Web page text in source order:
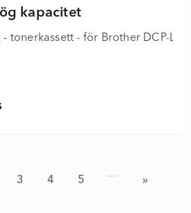
kapacitet
tonerkassett - för Brother DCP-
TN625XXLC - Hög kapacitet -
3 4 5
…